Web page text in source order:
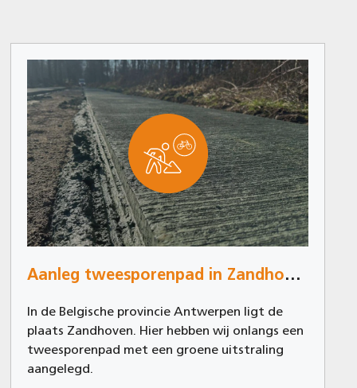
Aanleg tweesporenpad in Zandhoven
In de Belgische provincie Antwerpen ligt de
plaats Zandhoven. Hier hebben wij onlangs een
tweesporenpad met een groene uitstraling
aangelegd.